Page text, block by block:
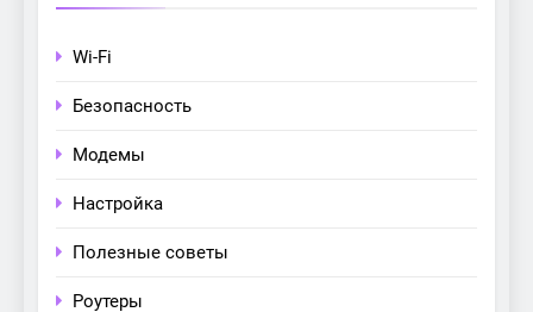
Wi-Fi
Безопасность
Модемы
Настройка
Полезные советы
Роутеры